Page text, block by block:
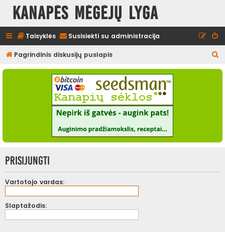
Kanapės mėgėjų lyga
Taisyklės Susisiekti su administracija
Pagrindinis diskusijų puslapis
e
Prisijungti
Vartotojo vardas:
Slaptažodis: